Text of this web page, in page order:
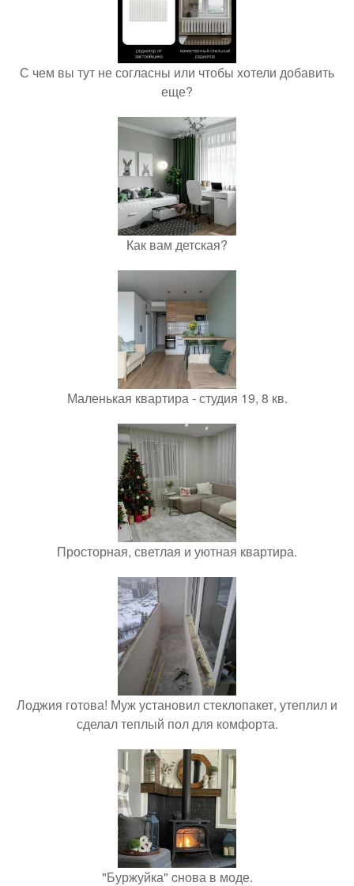
С чем вы тут не согласны или чтобы хотели добавить
еще?
Как вам детская?
Маленькая квартира - студия 19, 8 кв.
Просторная, светлая и уютная квартира.
Лоджия готова! Муж установил стеклопакет, утеплил и
сделал теплый пол для комфорта.
"Буржуйка" cнова в моде.